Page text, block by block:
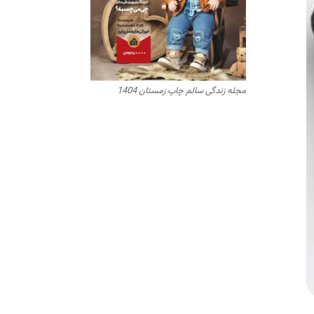
مجله زندگی سالم چاپ زمستان 1404